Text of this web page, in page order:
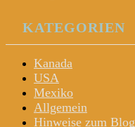
KATEGORIEN
Kanada
USA
Mexiko
Allgemein
Hinweise zum Blog